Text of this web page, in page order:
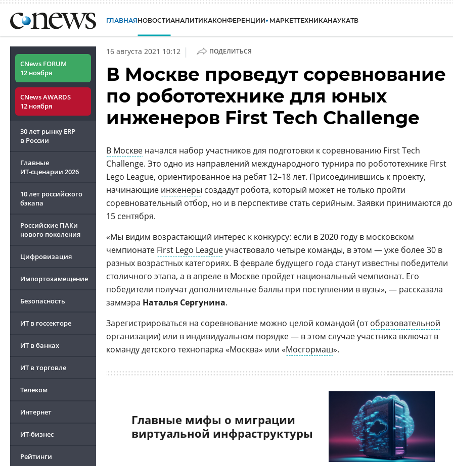
ГЛАВНАЯНОВОСТИАНАЛИТИКАКОНФЕРЕНЦИИ МАРКЕТТЕХНИКАНАУКАТВ
CNews FORUM
12 ноября
CNews AWARDS
12 ноября
30 лет рынку ERP
в России
Главные
ИТ-сценарии 2026
10 лет российского
бэкапа
Российские ПАКи
нового поколения
Цифровизация
Импортозамещение
Безопасность
ИТ в госсекторе
ИТ в банках
ИТ в торговле
Телеком
Интернет
ИТ-бизнес
Рейтинги
16 августа 2021 10:12 | ПОДЕЛИТЬСЯ
В Москве проведут соревнование
по робототехнике для юных
инженеров First Tech Challenge
В Москве начался набор участников для подготовки к соревнованию First Tech
Challenge. Это одно из направлений международного турнира по робототехнике First
Lego League, ориентированное на ребят 12–18 лет. Присоединившись к проекту,
начинающие инженеры создадут робота, который может не только пройти
соревновательный отбор, но и в перспективе стать серийным. Заявки принимаются до
15 сентября.
«Мы видим возрастающий интерес к конкурсу: если в 2020 году в московском
чемпионате First Lego Leagueучаствовало четыре команды, в этом — уже более 30 в
разных возрастных категориях. В феврале будущего года станут известны победители
столичного этапа, а в апреле в Москве пройдет национальный чемпионат. Его
победители получат дополнительные баллы при поступлении в вузы», — рассказала
заммэра Наталья Сергунина.
Зарегистрироваться на соревнование можно целой командой (отобразовательной
организации) или в индивидуальном порядке — в этом случае участника включат в
команду детского технопарка «Москва» или «Мосгормаш».
Главные мифы о миграции
виртуальной инфраструктуры